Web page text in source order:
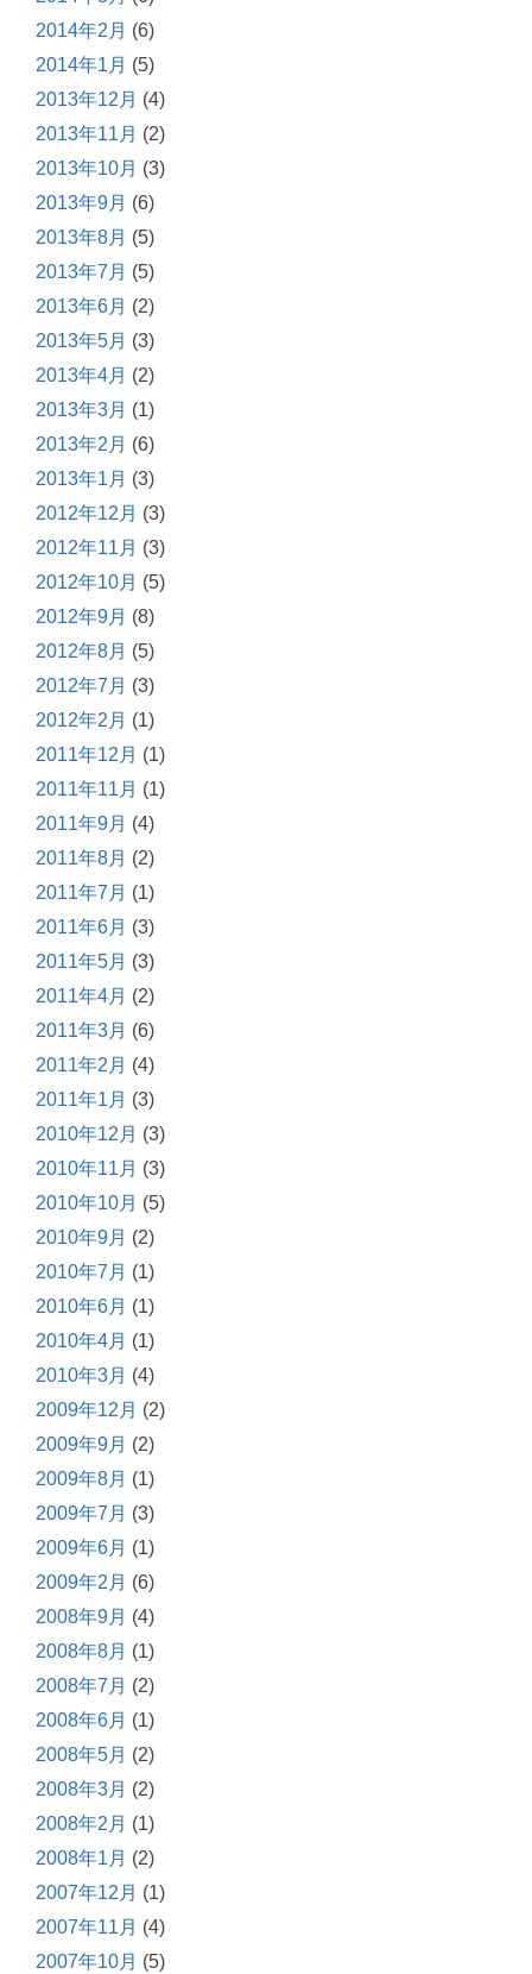
2014年2月 (6)
2014年1月 (5)
2013年12月 (4)
2013年11月 (2)
2013年10月 (3)
2013年9月 (6)
2013年8月 (5)
2013年7月 (5)
2013年6月 (2)
2013年5月 (3)
2013年4月 (2)
2013年3月 (1)
2013年2月 (6)
2013年1月 (3)
2012年12月 (3)
2012年11月 (3)
2012年10月 (5)
2012年9月 (8)
2012年8月 (5)
2012年7月 (3)
2012年2月 (1)
2011年12月 (1)
2011年11月 (1)
2011年9月 (4)
2011年8月 (2)
2011年7月 (1)
2011年6月 (3)
2011年5月 (3)
2011年4月 (2)
2011年3月 (6)
2011年2月 (4)
2011年1月 (3)
2010年12月 (3)
2010年11月 (3)
2010年10月 (5)
2010年9月 (2)
2010年7月 (1)
2010年6月 (1)
2010年4月 (1)
2010年3月 (4)
2009年12月 (2)
2009年9月 (2)
2009年8月 (1)
2009年7月 (3)
2009年6月 (1)
2009年2月 (6)
2008年9月 (4)
2008年8月 (1)
2008年7月 (2)
2008年6月 (1)
2008年5月 (2)
2008年3月 (2)
2008年2月 (1)
2008年1月 (2)
2007年12月 (1)
2007年11月 (4)
2007年10月 (5)